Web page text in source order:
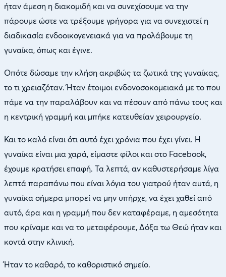
ήταν άμεση η διακομιδή και να συνεχίσουμε να την
πάρουμε ώστε να τρέξουμε γρήγορα για να συνεχιστεί η
διαδικασία ενδοοικογενειακά για να προλάβουμε τη
γυναίκα, όπως και έγινε.
Οπότε δώσαμε την κλήση ακριβώς τα ζωτικά της γυναίκας,
το τι χρειαζόταν. Ήταν έτοιμοι ενδονοσοκομειακά με το που
πάμε να την παραλάβουν και να πέσουν από πάνω τους και
η κεντρική γραμμή και μπήκε κατευθείαν χειρουργείο.
Και το καλό είναι ότι αυτό έχει χρόνια που έχει γίνει. Η
γυναίκα είναι μια χαρά, είμαστε φίλοι και στο Facebook,
έχουμε κρατήσει επαφή. Τα λεπτά, αν καθυστερήσαμε λίγα
λεπτά παραπάνω που είναι λόγια του γιατρού ήταν αυτά, η
γυναίκα σήμερα μπορεί να μην υπήρχε, να έχει χαθεί από
αυτό, άρα και η γραμμή που δεν καταφέραμε, η αμεσότητα
που κρίναμε και να το μεταφέρουμε, Δόξα τω Θεώ ήταν και
κοντά στην κλινική.
Ήταν το καθαρό, το καθοριστικό σημείο.